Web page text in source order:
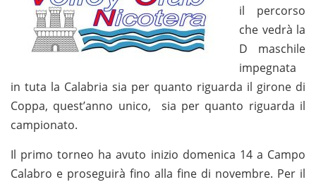
il percorso
che vedrà la
D maschile
impegnata
in tuta la Calabria sia per quanto riguarda il girone di
Coppa, quest’anno unico, sia per quanto riguarda il
campionato.
Il primo torneo ha avuto inizio domenica 14 a Campo
Calabro e proseguirà fino alla fine di novembre. Per il